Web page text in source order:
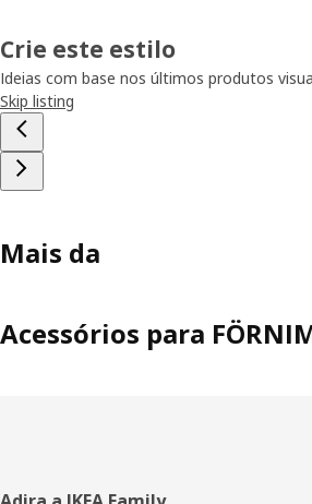
Crie este estilo
Ideias com base nos últimos produtos
Skip listing
Mais da
Acessórios para